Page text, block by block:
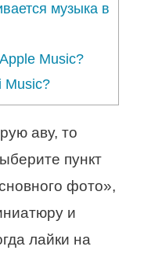
музыка в
Music?
Music?
аву, то
пункт
фото»,
и
лайки на